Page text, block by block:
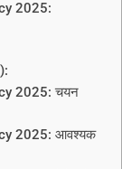
2025:
2025: चयन
2025: आवश्यक